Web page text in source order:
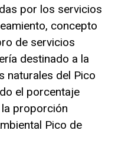
por los servicios
concepto
de servicios
destinado a la
naturales del Pico
el porcentaje
proporción
Pico de